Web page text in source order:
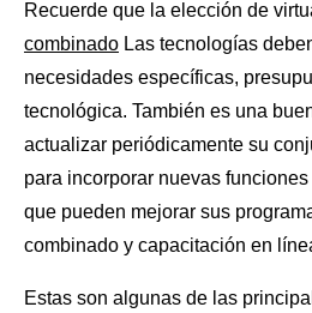
Recuerde que la elección de
combinado Las tecnologías
necesidades específicas,
tecnológica. También es una
actualizar periódicamente su
para incorporar nuevas
que pueden mejorar sus
combinado y capacitación en
Estas son algunas de las